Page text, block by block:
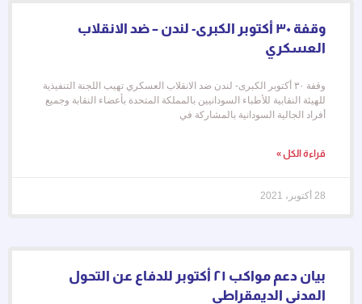
وقفة ٣٠ أكتوبر الكبرى- لندن – ضد الانقلاب
العسكري
وقفة ٣٠ أكتوبر الكبرى- لندن ضد الانقلاب العسكري تهيب اللجنة التنفيذية
للهيئة النقابية للأطباء السودانيين بالمملكة المتحدة بأعضاء النقابة وجميع
أفراد الجالية السودانية بالمشاركة في
قراءة الكل »
28 أكتوبر، 2021
بيان دعم مواكب ٢١ أكتوبر للدفاع عن التحول
المدني الديمقراطي